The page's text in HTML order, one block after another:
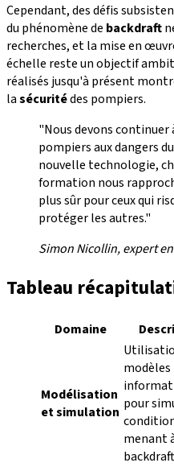
Cependant, des défis
du phénomène de backdraft
recherches, et la mise en
échelle reste un objectif
réalisés jusqu'à présent
lasécuritédes pompiers.
"Nous devons
pompiers aux dangers
nouvelle technologie,
formation nous
plus sûr pour ceux qui
protéger les autres."
Simon Nicollin, expert
Tableau
Domaine
Modélisation
et simulation
modèles
pour
menant
backdraft